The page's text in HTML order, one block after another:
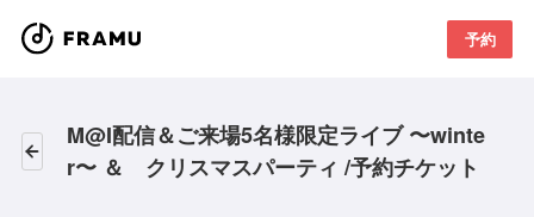
予約
M@I配信＆ご来場5名様限定ライブ 〜winte
r〜 ＆ クリスマスパーティ /予約チケット